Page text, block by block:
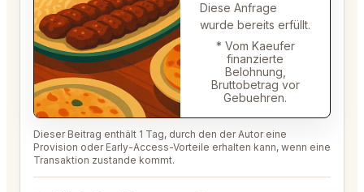
Diese Anfrage
wurde bereits erfüllt.
* Vom Kaeufer
finanzierte
Belohnung,
Bruttobetrag vor
Gebuehren.
Dieser Beitrag enthält 1 Tag, durch den der Autor eine
Provision oder Early-Access-Vorteile erhalten kann, wenn eine
Transaktion zustande kommt.